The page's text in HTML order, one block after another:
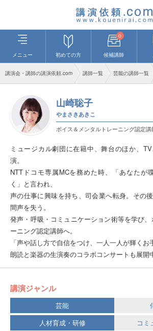
メニュー 初めての方
0
候補講師
講演会・講師の講演依頼.com 講師一覧 芸能の講師一覧
山崎聡子
やまさきあきこ
ボイス＆メンタルトレーニング認定講
ミュージカル劇団に在籍中、舞台のほか、
演。
NTTドコモ専属MCを務めた時、「あなたが
く」と言われ、
声の仕事に興味を持ち、司会業へ転身。その
間声を失う。
発声・呼吸・コミュニケーション術等を学び
ーニング認定講師へ。
「声や話し方で自信をつけ、一人一人が輝くお
朗読と楽器の生演奏のコラボコンサートも展開
講演ジャンル
芸能
人材育成・研修
コミ